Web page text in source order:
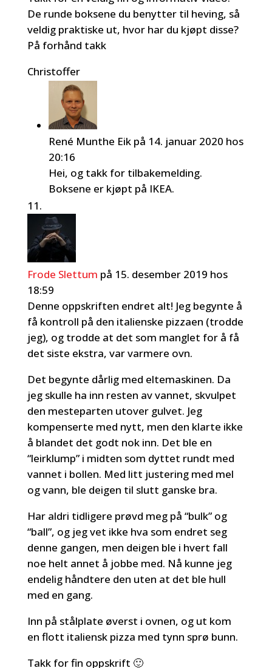
De runde boksene du benytter til heving, så
veldig praktiske ut, hvor har du kjøpt disse?
På forhånd takk
Christoffer
René Munthe Eik på 14. januar 2020 hos
20:16
Hei, og takk for tilbakemelding.
Boksene er kjøpt på IKEA.
Frode Slettum på 15. desember 2019 hos
18:59
Denne oppskriften endret alt! Jeg begynte å
få kontroll på den italienske pizzaen (trodde
jeg), og trodde at det som manglet for å få
det siste ekstra, var varmere ovn.
Det begynte dårlig med eltemaskinen. Da
jeg skulle ha inn resten av vannet, skvulpet
den mesteparten utover gulvet. Jeg
kompenserte med nytt, men den klarte ikke
å blandet det godt nok inn. Det ble en
“leirklump” i midten som dyttet rundt med
vannet i bollen. Med litt justering med mel
og vann, ble deigen til slutt ganske bra.
Har aldri tidligere prøvd meg på “bulk” og
“ball”, og jeg vet ikke hva som endret seg
denne gangen, men deigen ble i hvert fall
noe helt annet å jobbe med. Nå kunne jeg
endelig håndtere den uten at det ble hull
med en gang.
Inn på stålplate øverst i ovnen, og ut kom
en flott italiensk pizza med tynn sprø bunn.
Takk for fin oppskrift 🙂